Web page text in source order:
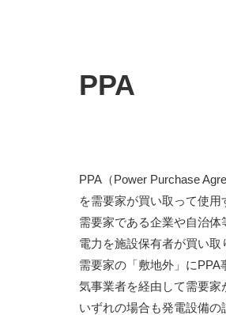
PPA
PPA（Power Purchase
を需要家が買い取って使用
需要家である企業や自治
電力を施設保有者が買い取
需要家の「敷地外」に
気事業者を経由して需要家
いずれの場合も発電設備の